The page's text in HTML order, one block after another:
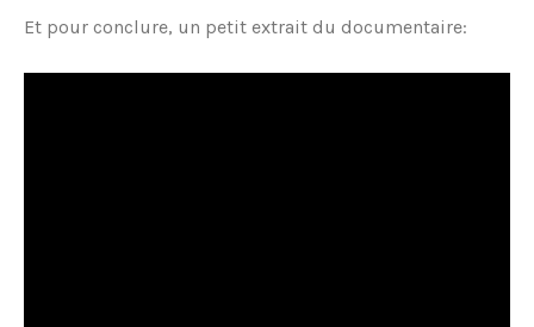
Et pour conclure, un petit extrait du documentaire: